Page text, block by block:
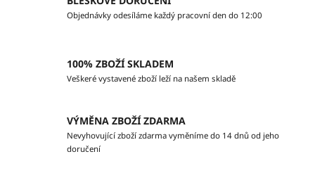
Objednávky odesíláme každý pracovní den do 12:00
100% ZBOŽÍ SKLADEM
Veškeré vystavené zboží leží na našem skladě
VÝMĚNA ZBOŽÍ ZDARMA
Nevyhovující zboží zdarma vyměníme do 14 dnů od jeho
doručení